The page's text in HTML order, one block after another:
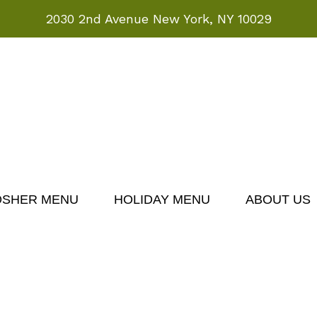
2030 2nd Avenue New York, NY 10029
MENU HOLIDAY MENU ABOUT US